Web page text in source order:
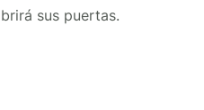
sus puertas.